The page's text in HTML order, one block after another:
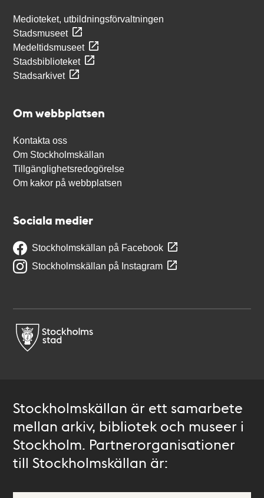
Medioteket, utbildningsförvaltningen
Stadsmuseet
Medeltidsmuseet
Stadsbiblioteket
Stadsarkivet
Om webbplatsen
Kontakta oss
Om Stockholmskällan
Tillgänglighetsredogörelse
Om kakor på webbplatsen
Sociala medier
Stockholmskällan på Facebook
Stockholmskällan på Instagram
Stockholmskällan är ett samarbete
mellan arkiv, bibliotek och museer i
Stockholm. Partnerorganisationer
till Stockholmskällan är: